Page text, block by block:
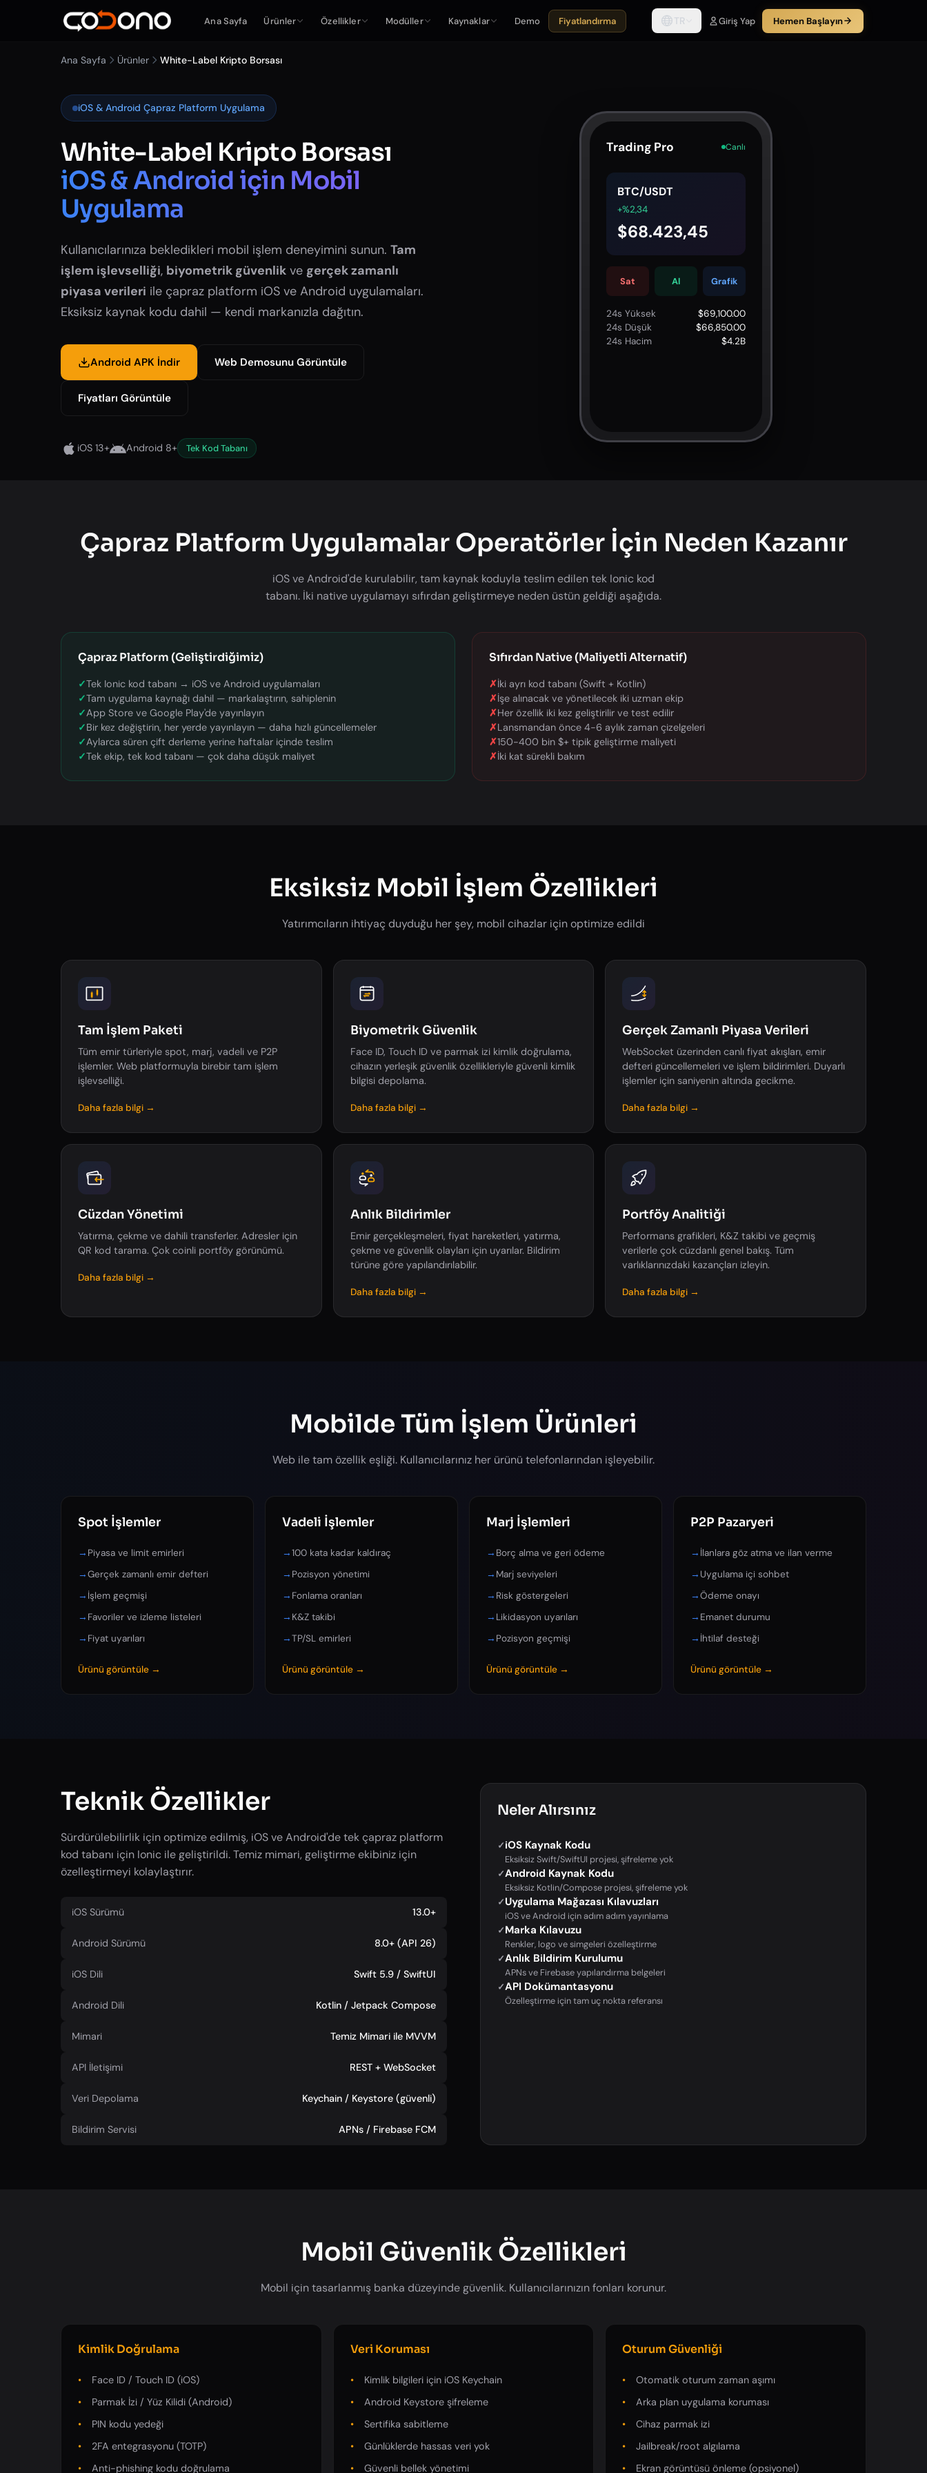
Ana Sayfa Ürünler Özellikler Modüller Kaynaklar Demo Fiyatlandırma TR Giriş Yap Hemen Başlayın
Ana Sayfa Ürünler White-Label Kripto Borsası
iOS & Android Çapraz Platform Uygulama
White-Label Kripto Borsası
iOS & Android için Mobil
Uygulama
Kullanıcılarınıza bekledikleri mobil işlem deneyimini sunun. Tam
işlem işlevselliği, biyometrik güvenlik ve gerçek zamanlı
piyasa verileri ile çapraz platform iOS ve Android uygulamaları.
Eksiksiz kaynak kodu dahil — kendi markanızla dağıtın.
Android APK İndir Web Demosunu Görüntüle
Fiyatları Görüntüle
iOS 13+ Android 8+ Tek Kod Tabanı
Trading Pro Canlı
BTC/USDT
+%2,34
$68.423,45
Sat Al Grafik
24s Yüksek
$69,100.00
24s Düşük
$66,850.00
24s Hacim
$4.2B
Çapraz Platform Uygulamalar Operatörler İçin Neden Kazanır
iOS ve Android'de kurulabilir, tam kaynak koduyla teslim edilen tek Ionic kod
tabanı. İki native uygulamayı sıfırdan geliştirmeye neden üstün geldiği aşağıda.
Çapraz Platform (Geliştirdiğimiz)
✓Tek Ionic kod tabanı → iOS ve Android uygulamaları
✓Tam uygulama kaynağı dahil — markalaştırın, sahiplenin
✓App Store ve Google Play'de yayınlayın
✓Bir kez değiştirin, her yerde yayınlayın — daha hızlı güncellemeler
✓Aylarca süren çift derleme yerine haftalar içinde teslim
✓Tek ekip, tek kod tabanı — çok daha düşük maliyet
Sıfırdan Native (Maliyetli Alternatif)
✗İki ayrı kod tabanı (Swift + Kotlin)
✗İşe alınacak ve yönetilecek iki uzman ekip
✗Her özellik iki kez geliştirilir ve test edilir
✗Lansmandan önce 4-6 aylık zaman çizelgeleri
✗150-400 bin $+ tipik geliştirme maliyeti
✗İki kat sürekli bakım
Eksiksiz Mobil İşlem Özellikleri
Yatırımcıların ihtiyaç duyduğu her şey, mobil cihazlar için optimize edildi
Tam İşlem Paketi
Tüm emir türleriyle spot, marj, vadeli ve P2P
işlemler. Web platformuyla birebir tam işlem
işlevselliği.
Daha fazla bilgi →
Biyometrik Güvenlik
Face ID, Touch ID ve parmak izi kimlik doğrulama,
cihazın yerleşik güvenlik özellikleriyle güvenli kimlik
bilgisi depolama.
Daha fazla bilgi →
Gerçek Zamanlı Piyasa Verileri
WebSocket üzerinden canlı fiyat akışları, emir
defteri güncellemeleri ve işlem bildirimleri. Duyarlı
işlemler için saniyenin altında gecikme.
Daha fazla bilgi →
Cüzdan Yönetimi
Yatırma, çekme ve dahili transferler. Adresler için
QR kod tarama. Çok coinli portföy görünümü.
Daha fazla bilgi →
Anlık Bildirimler
Emir gerçekleşmeleri, fiyat hareketleri, yatırma,
çekme ve güvenlik olayları için uyarılar. Bildirim
türüne göre yapılandırılabilir.
Daha fazla bilgi →
Portföy Analitiği
Performans grafikleri, K&Z takibi ve geçmiş
verilerle çok cüzdanlı genel bakış. Tüm
varlıklarınızdaki kazançları izleyin.
Daha fazla bilgi →
Mobilde Tüm İşlem Ürünleri
Web ile tam özellik eşliği. Kullanıcılarınız her ürünü telefonlarından işleyebilir.
Spot İşlemler
→ Piyasa ve limit emirleri
→Gerçek zamanlı emir defteri
→ İşlem geçmişi
→ Favoriler ve izleme listeleri
→ Fiyat uyarıları
Ürünü görüntüle →
Vadeli İşlemler
→100 kata kadar kaldıraç
→ Pozisyon yönetimi
→ Fonlama oranları
→ K&Z takibi
→TP/SL emirleri
Ürünü görüntüle →
Marj İşlemleri
→ Borç alma ve geri ödeme
→ Marj seviyeleri
→ Risk göstergeleri
→ Likidasyon uyarıları
→ Pozisyon geçmişi
Ürünü görüntüle →
P2P Pazaryeri
→ İlanlara göz atma ve ilan verme
→ Uygulama içi sohbet
→Ödeme onayı
→ Emanet durumu
→ İhtilaf desteği
Ürünü görüntüle →
Teknik Özellikler
Sürdürülebilirlik için optimize edilmiş, iOS ve Android'de tek çapraz platform
kod tabanı için Ionic ile geliştirildi. Temiz mimari, geliştirme ekibiniz için
özelleştirmeyi kolaylaştırır.
iOS Sürümü 13.0+
Android Sürümü 8.0+ (API 26)
iOS Dili Swift 5.9 / SwiftUI
Android Dili Kotlin / Jetpack Compose
Mimari Temiz Mimari ile MVVM
API İletişimi REST + WebSocket
Veri Depolama Keychain / Keystore (güvenli)
Bildirim Servisi APNs / Firebase FCM
Neler Alırsınız
✓iOS Kaynak Kodu
Eksiksiz Swift/SwiftUI projesi, şifreleme yok
✓Android Kaynak Kodu
Eksiksiz Kotlin/Compose projesi, şifreleme yok
✓Uygulama Mağazası Kılavuzları
iOS ve Android için adım adım yayınlama
✓Marka Kılavuzu
Renkler, logo ve simgeleri özelleştirme
✓Anlık Bildirim Kurulumu
APNs ve Firebase yapılandırma belgeleri
✓API Dokümantasyonu
Özelleştirme için tam uç nokta referansı
Mobil Güvenlik Özellikleri
Mobil için tasarlanmış banka düzeyinde güvenlik. Kullanıcılarınızın fonları korunur.
Kimlik Doğrulama
Face ID / Touch ID (iOS)
Parmak İzi / Yüz Kilidi (Android)
PIN kodu yedeği
2FA entegrasyonu (TOTP)
Anti-phishing kodu doğrulama
Veri Koruması
Kimlik bilgileri için iOS Keychain
Android Keystore şifreleme
Sertifika sabitleme
Günlüklerde hassas veri yok
Güvenli bellek yönetimi
Oturum Güvenliği
Otomatik oturum zaman aşımı
Arka plan uygulama koruması
Cihaz parmak izi
Jailbreak/root algılama
Ekran görüntüsü önleme (opsiyonel)